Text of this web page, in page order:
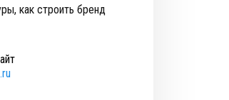
как строить бренд